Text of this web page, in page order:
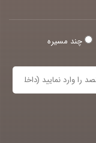
چند مسیره